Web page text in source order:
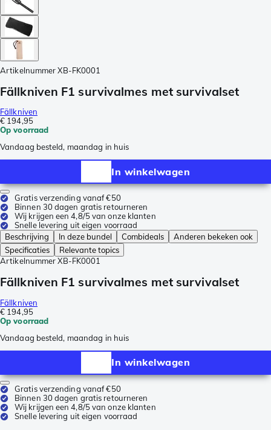
Artikelnummer XB-FK0001
Fällkniven F1 survivalmes met survivalset
Fällkniven
€ 194,95
Op voorraad
Vandaag besteld, maandag in huis
In winkelwagen
Gratis verzending vanaf €50
Binnen 30 dagen gratis retourneren
Wij krijgen een 4,8/5 van onze klanten
Snelle levering uit eigen voorraad
Beschrijving
In deze bundel Combideals
Anderen bekeken ook
Specificaties
Relevante topics
Artikelnummer XB-FK0001
Fällkniven F1 survivalmes met survivalset
Fällkniven
€ 194,95
Op voorraad
Vandaag besteld, maandag in huis
In winkelwagen
Gratis verzending vanaf €50
Binnen 30 dagen gratis retourneren
Wij krijgen een 4,8/5 van onze klanten
Snelle levering uit eigen voorraad